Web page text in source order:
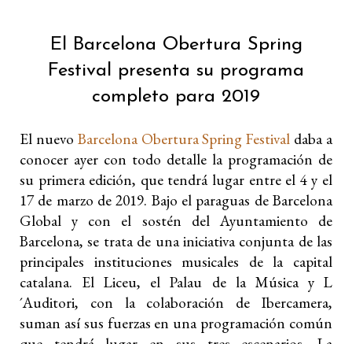
El Barcelona Obertura Spring
Festival presenta su programa
completo para 2019
El nuevo Barcelona Obertura Spring Festival daba a
conocer ayer con todo detalle la programación de
su primera edición, que tendrá lugar entre el 4 y el
17 de marzo de 2019. Bajo el paraguas de Barcelona
Global y con el sostén del Ayuntamiento de
Barcelona, se trata de una iniciativa conjunta de las
principales instituciones musicales de la capital
catalana. El Liceu, el Palau de la Música y L
´Auditori, con la colaboración de Ibercamera,
suman así sus fuerzas en una programación común